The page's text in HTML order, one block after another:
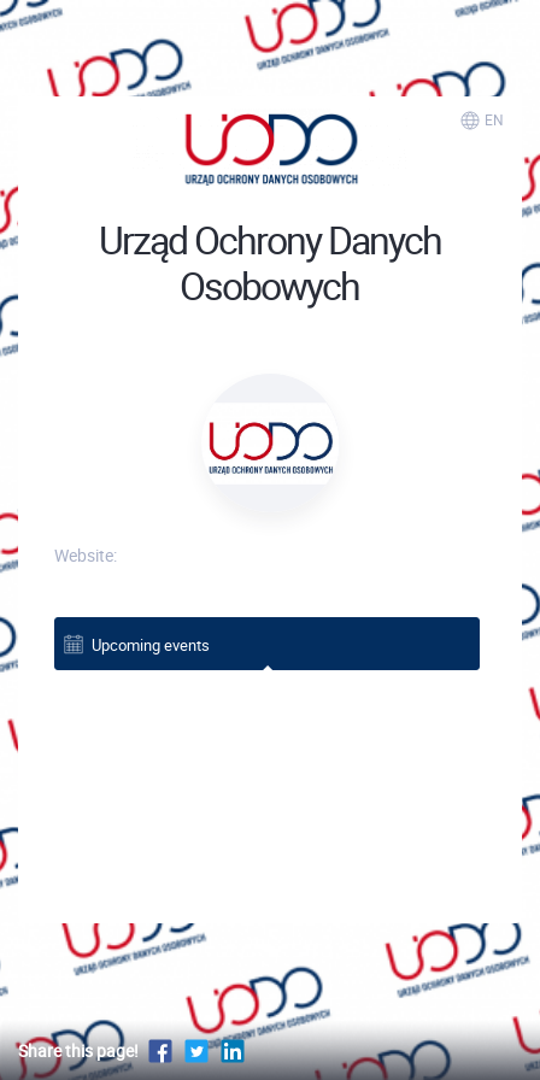
EN
Urząd Ochrony Danych
Osobowych
Website:
Upcoming events
Share this page!